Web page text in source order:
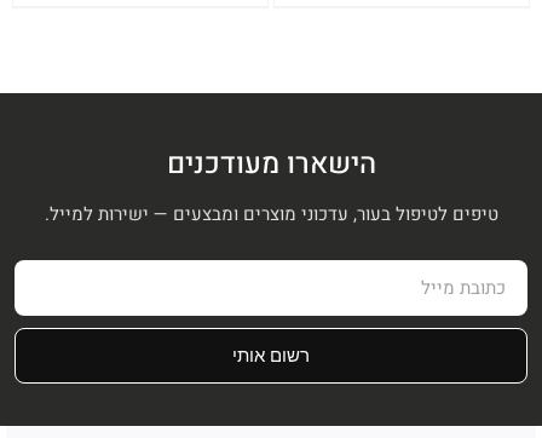
הישארו מעודכנים
טיפים לטיפול בעור, עדכוני מוצרים ומבצעים — ישירות למייל.
רשום אותי